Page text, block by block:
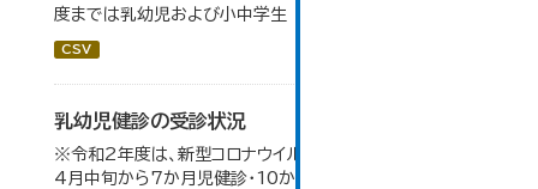
度までは乳幼児および小中学生
CSV
乳幼児健診の受診状況
※令和2年度は、新型コロナウイルス感染拡大防止のため、
4月中旬から7か月児健診・10か月児健診及び2歳6か月